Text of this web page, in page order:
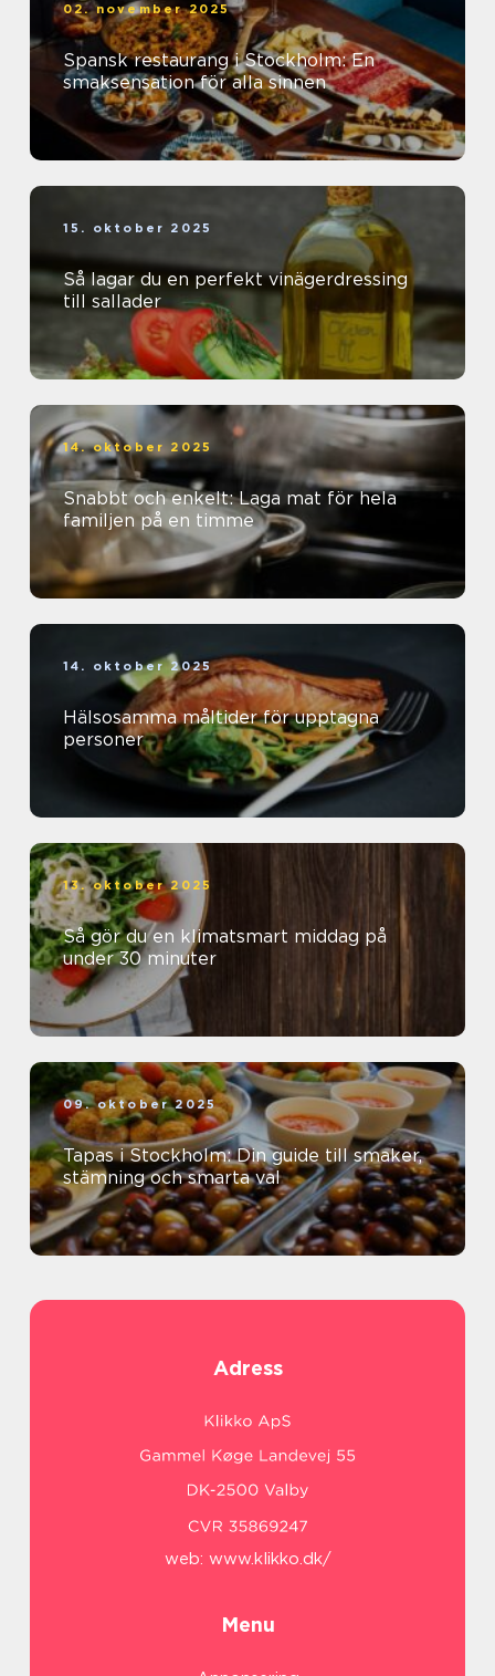
02. november 2025
Spansk restaurang i Stockholm: En
smaksensation för alla sinnen
15. oktober 2025
Så lagar du en perfekt vinägerdressing
till sallader
14. oktober 2025
Snabbt och enkelt: Laga mat för hela
familjen på en timme
14. oktober 2025
Hälsosamma måltider för upptagna
personer
13. oktober 2025
Så gör du en klimatsmart middag på
under 30 minuter
09. oktober 2025
Tapas i Stockholm: Din guide till smaker,
stämning och smarta val
Adress
web: www.klikko.dk/
Menu